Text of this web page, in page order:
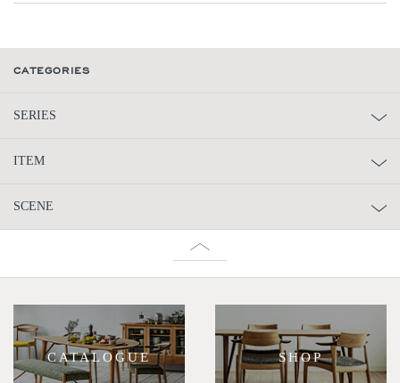
CATEGORIES
SERIES
ITEM
SCENE
CATALOGUE SHOP